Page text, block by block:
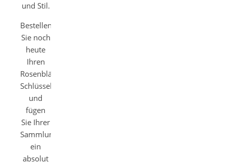
und Stil.
Bestellen
Sie noch
heute
Ihren
Rosenblätter
Schlüsselanhänger
und
fügen
Sie Ihrer
Sammlung
ein
absolut